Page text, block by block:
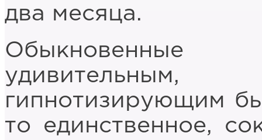
два месяца.
гипнотизирующим
то единственное,